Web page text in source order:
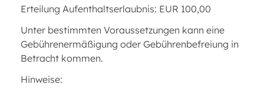
Erteilung Aufenthaltserlaubnis: EUR 100,00
Unter bestimmten Voraussetzungen kann eine
Gebührenermäßigung oder Gebührenbefreiung in
Betracht kommen.
Hinweise: